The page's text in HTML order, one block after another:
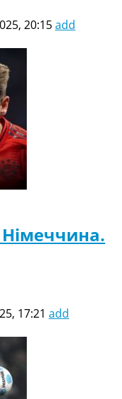
20:15add
Німеччина.
17:21 add